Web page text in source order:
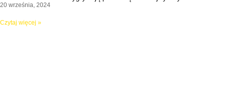
20 września, 2024
Czytaj więcej »